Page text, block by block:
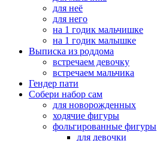
для неё
для него
на 1 годик мальчишке
на 1 годик малышке
Выписка из роддома
встречаем девочку
встречаем мальчика
Гендер пати
Собери набор сам
для новорожденных
ходячие фигуры
фольгированные фигуры
для девочки